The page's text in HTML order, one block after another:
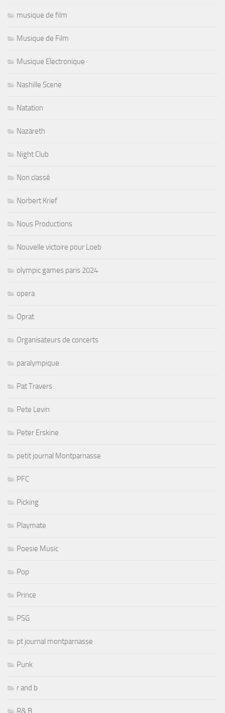
musique de film
Musique de Film
Musique Electronique
Nashille Scene
Natation
Nazareth
Night Club
Non classé
Norbert Krief
Nous Productions
Nouvelle victoire pour Loeb
olympic games paris 2024
opera
Oprat
Organisateurs de concerts
paralympique
Pat Travers
Pete Levin
Peter Erskine
petit journal Montparnasse
PFC
Picking
Playmate
Poesie Music
Pop
Prince
PSG
pt journal montparnasse
Punk
r and b
R& B